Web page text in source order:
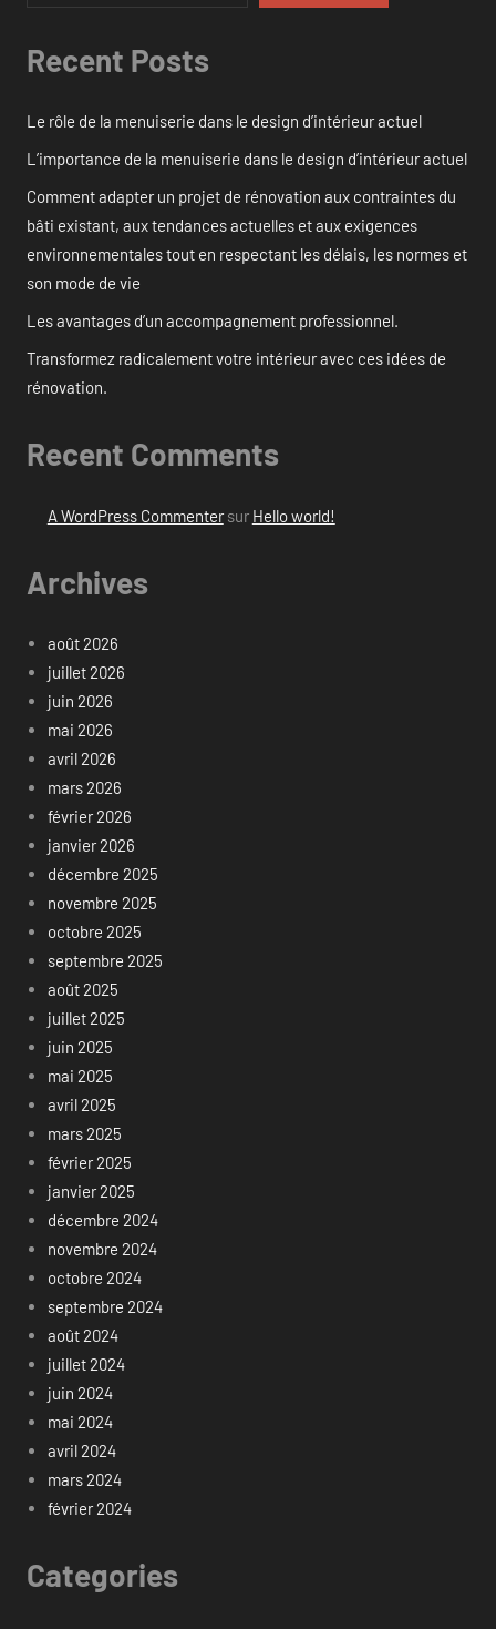
Recent Posts
Le rôle de la menuiserie dans le design d’intérieur actuel
L’importance de la menuiserie dans le design d’intérieur actuel
Comment adapter un projet de rénovation aux contraintes du
bâti existant, aux tendances actuelles et aux exigences
environnementales tout en respectant les délais, les normes et
son mode de vie
Les avantages d’un accompagnement professionnel.
Transformez radicalement votre intérieur avec ces idées de
rénovation.
Recent Comments
A WordPress Commentersur Hello world!
Archives
août 2026
juillet 2026
juin 2026
mai 2026
avril 2026
mars 2026
février 2026
janvier 2026
décembre 2025
novembre 2025
octobre 2025
septembre 2025
août 2025
juillet 2025
juin 2025
mai 2025
avril 2025
mars 2025
février 2025
janvier 2025
décembre 2024
novembre 2024
octobre 2024
septembre 2024
août 2024
juillet 2024
juin 2024
mai 2024
avril 2024
mars 2024
février 2024
Categories